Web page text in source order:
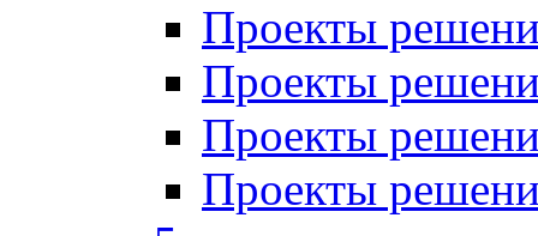
Проекты
Проекты
Проекты
Проекты